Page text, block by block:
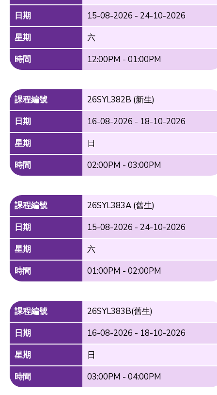
日期
15-08-2026 - 24-10-2026
星期
六
時間
12:00PM - 01:00PM
課程編號
26SYL382B (新生)
日期
16-08-2026 - 18-10-2026
星期
日
時間
02:00PM - 03:00PM
課程編號
26SYL383A (舊生)
日期
15-08-2026 - 24-10-2026
星期
六
時間
01:00PM - 02:00PM
課程編號
26SYL383B(舊生)
日期
16-08-2026 - 18-10-2026
星期
日
時間
03:00PM - 04:00PM